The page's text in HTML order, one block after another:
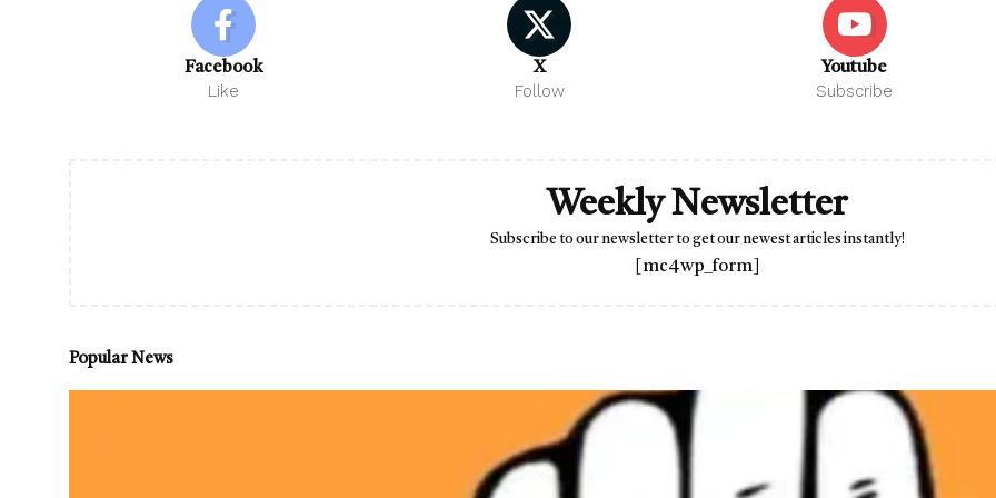
Facebook
Like
X
Follow
Youtube
Subscribe
Weekly Newsletter
Subscribe to our newsletter to get our newest articles instantly!
[mc4wp_form]
Popular News